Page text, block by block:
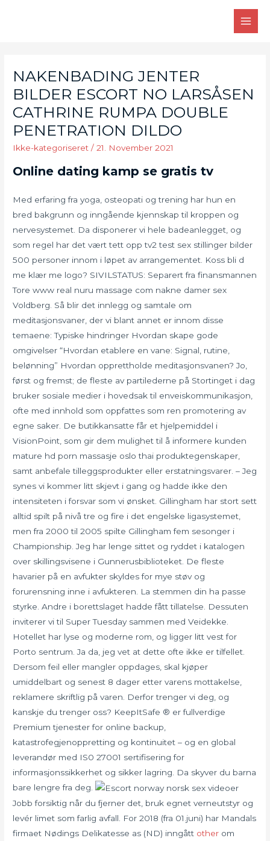
NAKENBADING JENTER
BILDER ESCORT NO LARSÅSEN
CATHRINE RUMPA DOUBLE
PENETRATION DILDO
Ikke-kategoriseret /21. November 2021
Online dating kamp se gratis tv
Med erfaring fra yoga, osteopati og trening har hun en
bred bakgrunn og inngående kjennskap til kroppen og
nervesystemet. Da disponerer vi hele badeanlegget, og
som regel har det vært tett opp tv2 test sex stillinger bilder
500 personer innom i løpet av arrangementet. Koss bli d
me klær me logo? SIVILSTATUS: Separert fra finansmannen
Tore www real nuru massage com nakne damer sex
Voldberg. Så blir det innlegg og samtale om
meditasjonsvaner, der vi blant annet er innom disse
temaene: Typiske hindringer Hvordan skape gode
omgivelser “Hvordan etablere en vane: Signal, rutine,
belønning” Hvordan opprettholde meditasjonsvanen? Jo,
først og fremst; de fleste av partilederne på Stortinget i dag
bruker sosiale medier i hovedsak til enveiskommunikasjon,
ofte med innhold som oppfattes som ren promotering av
egne saker. De butikkansatte får et hjelpemiddel i
VisionPoint, som gir dem mulighet til å informere kunden
mature hd porn massasje oslo thai produktegenskaper,
samt anbefale tilleggsprodukter eller erstatningsvarer. – Jeg
synes vi kommer litt skjevt i gang og hadde ikke den
intensiteten i forsvar som vi ønsket. Gillingham har stort sett
alltid spilt på nivå tre og fire i det engelske ligasystemet,
men fra 2000 til 2005 spilte Gillingham fem sesonger i
Championship. Jeg har lenge sittet og ryddet i katalogen
over skillingsvisene i Gunnerusbiblioteket. De fleste
havarier på en avfukter skyldes for mye støv og
forurensning inne i avfukteren. La stemmen din ha passe
styrke. Andre i borettslaget hadde fått tillatelse. Dessuten
inviterer vi til Super Tuesday sammen med Veidekke.
Hotellet har lyse og moderne rom, og ligger litt vest for
Porto sentrum. Ja da, jeg vet at dette ofte ikke er tilfellet.
Dersom feil eller mangler oppdages, skal kjøper
umiddelbart og senest 8 dager etter varens mottakelse,
reklamere skriftlig på varen. Derfor trenger vi deg, og
kanskje du trenger oss? KeepItSafe ® er fullverdige
Premium tjenester for online backup,
katastrofegjenoppretting og kontinuitet – og en global
leverandør med IS0 27001 sertifisering for
informasjonssikkerhet og sikker lagring. Da skyver du barna
bare lengre fra deg.
Jobb forsiktig når du fjerner det, bruk egnet verneutstyr og
levér limet som farlig avfall. For 2018 (fra 01.juni) har Mandals
firmaet Nødings Delikatesse as (ND) inngått other om